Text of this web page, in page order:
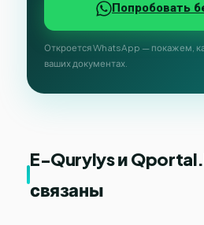
Попробовать
Откроется WhatsApp — покажем,
ваших документах.
E-Qurylys и
связаны